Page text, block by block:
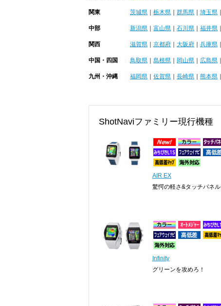
関東 茨城県 栃木県 群馬県 埼玉県
中部 新潟県 富山県 石川県 福井県
関西 滋賀県 京都府 大阪府 兵庫県
中国・四国 鳥取県 島根県 岡山県 広島県
九州・沖縄 福岡県 佐賀県 長崎県 熊本県
ShotNaviファミリー現行機種
AIR EX
驚愕の軽さ&タッチパネル
Infinity
グリーンを攻めろ！